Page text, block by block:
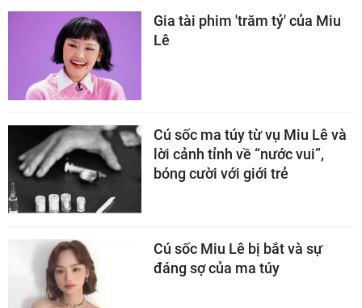
Gia tài phim 'trăm tỷ' của Miu
Lê
Cú sốc ma túy từ vụ Miu Lê và
lời cảnh tỉnh về “nước vui”,
bóng cười với giới trẻ
Cú sốc Miu Lê bị bắt và sự
đáng sợ của ma túy